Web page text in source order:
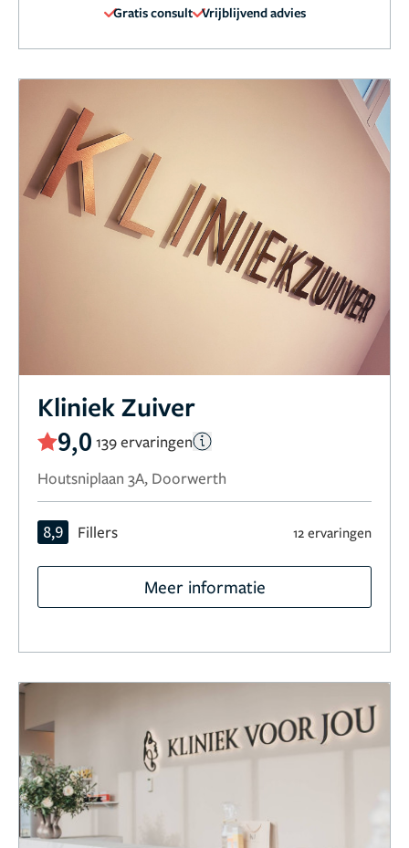
Gratis consult Vrijblijvend advies
Kliniek Zuiver
9,0 139 ervaringen
Houtsniplaan 3A, Doorwerth
8,9 Fillers 12 ervaringen
Meer informatie